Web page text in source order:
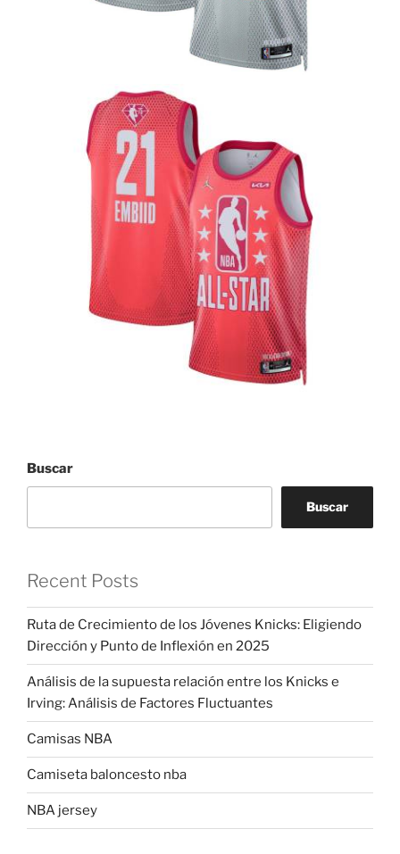
Buscar
Buscar
Recent Posts
Ruta de Crecimiento de los Jóvenes Knicks: Eligiendo
Dirección y Punto de Inflexión en 2025
Análisis de la supuesta relación entre los Knicks e
Irving: Análisis de Factores Fluctuantes
Camisas NBA
Camiseta baloncesto nba
NBA jersey